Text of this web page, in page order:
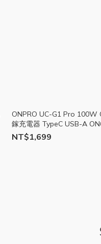
ONPRO UC-G1 Pro 100W
鎵充電器 TypeC USB-A
NT$1,699